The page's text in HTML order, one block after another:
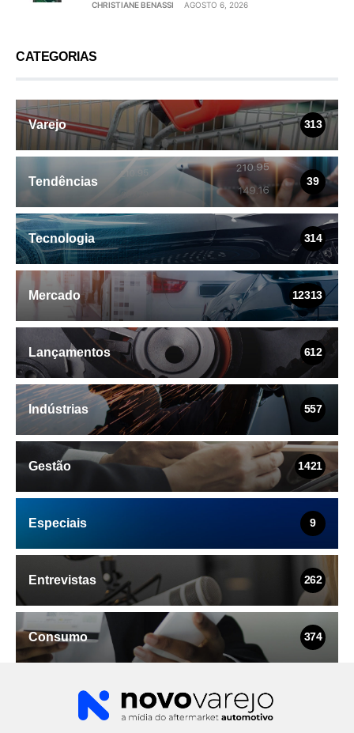
CHRISTIANE BENASSI AGOSTO 6, 2026
CATEGORIAS
Varejo 313
Tendências 39
Tecnologia 314
Mercado 12313
Lançamentos 612
Indústrias 557
Gestão 1421
Especiais 9
Entrevistas 262
Consumo 374